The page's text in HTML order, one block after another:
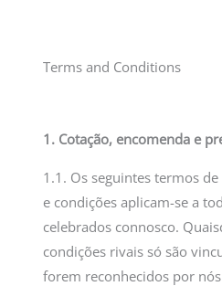
contentTerms and Conditions
1. Cotação, encomenda e
1.1. Os seguintes termos
e condições aplicam-se a
celebrados connosco.
condições rivais só são
forem reconhecidos por